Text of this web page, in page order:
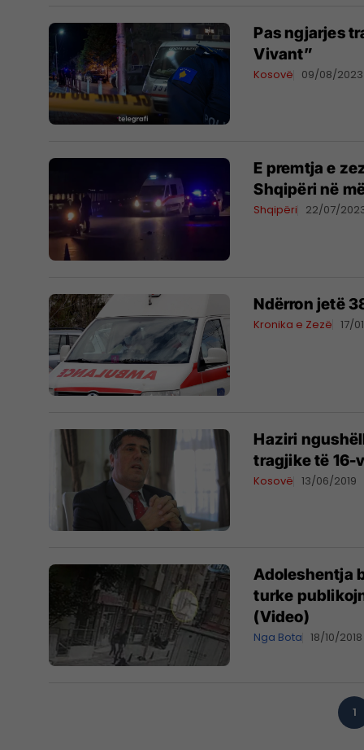
Pas ngjarjes
Vivant”
Kosovë 09/08/2023
E premtja e
Shqipëri në
Shqipëri 22/07/
Ndërron jetë
Kronika e Zezë 17/
Haziri
tragjike të 16-
Kosovë 13/06/2019
Adoleshentja
turke
(Video)
Nga Bota 18/10/2018
1